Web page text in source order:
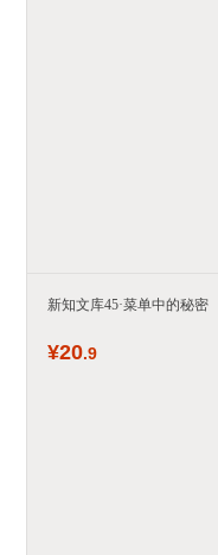
新知文库45·菜单中的秘密
¥20.9